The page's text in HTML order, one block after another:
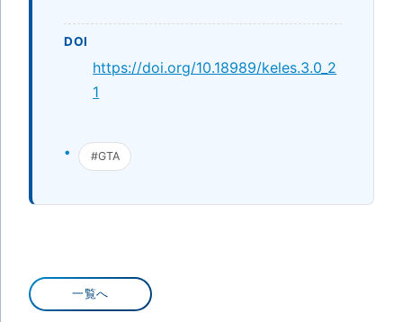
DOI
https://doi.org/10.18989/keles.3.0_2
1
#GTA
一覧へ